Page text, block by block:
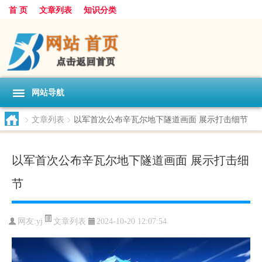
首 页 文章列表 知识分类
网站导航
> 文章列表 > 以军首次公布辛瓦尔地下隧道画面 展示打击细节
以军首次公布辛瓦尔地下隧道画面 展示打击细
节
网友:yj 文章列表 2024-10-20 12:07:54